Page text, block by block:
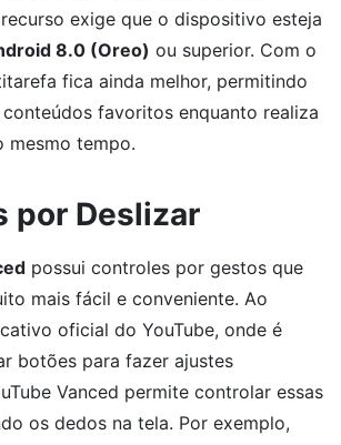
exige que o dispositivo esteja
8.0 (Oreo) ou superior. Com o
fica ainda melhor, permitindo
favoritos enquanto realiza
mesmo tempo.
por Deslizar
possui controles por gestos que
mais fácil e conveniente. Ao
oficial do YouTube, onde é
botões para fazer ajustes
Vanced permite controlar essas
os dedos na tela. Por exemplo,